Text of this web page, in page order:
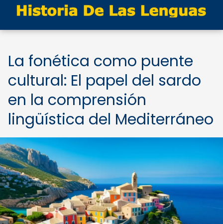
La fonética como puente
cultural: El papel del sardo
en la comprensión
lingüística del Mediterráneo